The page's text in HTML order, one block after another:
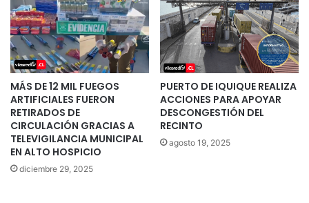
MÁS DE 12 MIL FUEGOS
ARTIFICIALES FUERON
RETIRADOS DE
CIRCULACIÓN GRACIAS A
TELEVIGILANCIA MUNICIPAL
EN ALTO HOSPICIO
diciembre 29, 2025
PUERTO DE IQUIQUE REALIZA
ACCIONES PARA APOYAR
DESCONGESTIÓN DEL
RECINTO
agosto 19, 2025